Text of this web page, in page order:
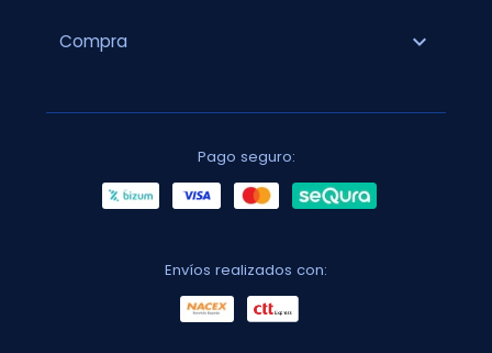
Compra expand_more
Pago seguro:
Envíos realizados con: